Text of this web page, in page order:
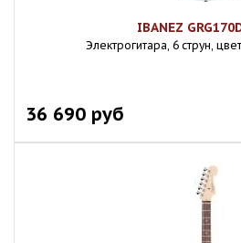
IBANEZ
Электрогитара, 6 струн,
36 690 руб